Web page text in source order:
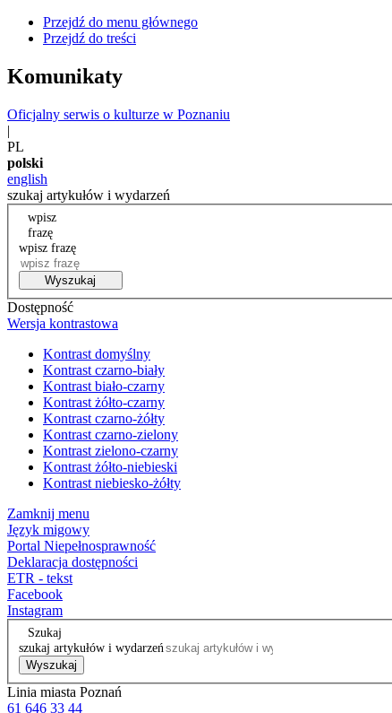
Przejdź do menu głównego
Przejdź do treści
Komunikaty
Oficjalny serwis o kulturze w Poznaniu
|
PL
polski
english
szukaj artykułów i wydarzeń
wpisz
frazę
wpisz frazę
Wyszukaj
Dostępność
Wersja kontrastowa
Kontrast domyślny
Kontrast czarno-biały
Kontrast biało-czarny
Kontrast żółto-czarny
Kontrast czarno-żółty
Kontrast czarno-zielony
Kontrast zielono-czarny
Kontrast żółto-niebieski
Kontrast niebiesko-żółty
Zamknij menu
Język migowy
Portal Niepełnosprawność
Deklaracja dostępności
ETR - tekst
Facebook
Instagram
Szukaj
szukaj artykułów i wydarzeń
Wyszukaj
Linia miasta Poznań
61 646 33 44